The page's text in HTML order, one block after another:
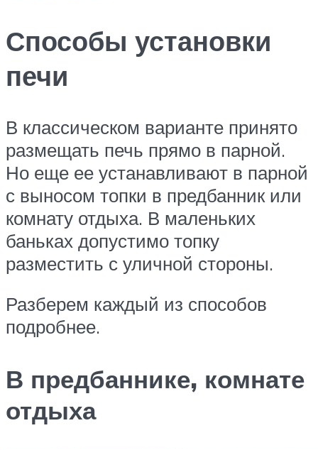
Способы установки
печи
В классическом варианте принято
размещать печь прямо в парной.
Но еще ее устанавливают в парной
с выносом топки в предбанник или
комнату отдыха. В маленьких
баньках допустимо топку
разместить с уличной стороны.
Разберем каждый из способов
подробнее.
В предбаннике, комнате
отдыха